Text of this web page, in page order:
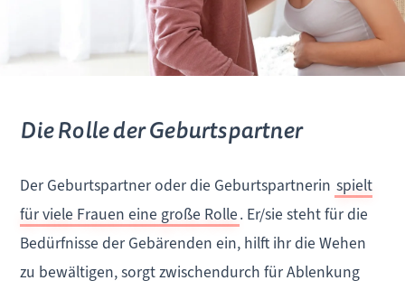
Die Rolle der Geburtspartner
Der Geburtspartner oder die Geburtspartnerin spielt
für viele Frauen eine große Rolle. Er/sie steht für die
Bedürfnisse der Gebärenden ein, hilft ihr die Wehen
zu bewältigen, sorgt zwischendurch für Ablenkung